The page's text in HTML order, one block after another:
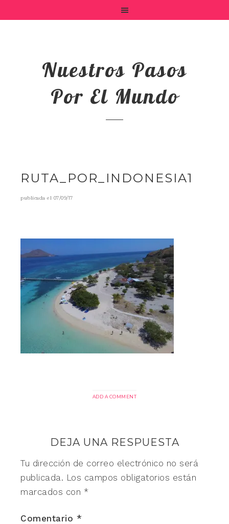
Nuestros Pasos
Por El Mundo
RUTA_POR_INDONESIA1
publicada el 07/09/17
ADD A COMMENT
DEJA UNA RESPUESTA
Tu dirección de correo electrónico no será
publicada. Los campos obligatorios están
marcados con *
Comentario *